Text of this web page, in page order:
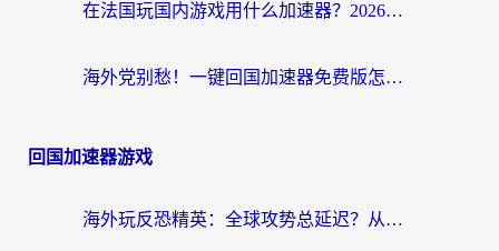
在法国玩国内游戏用什么加速器？2026实测解决延迟卡顿的实用指南
海外党别愁！一键回国加速器免费版怎么选？从踩坑到流畅访问的全攻略
回国加速器游戏
海外玩反恐精英：全球攻势总延迟？从瑞典玩神武4到外国玩黎明觉醒，选对加速器才是关键！